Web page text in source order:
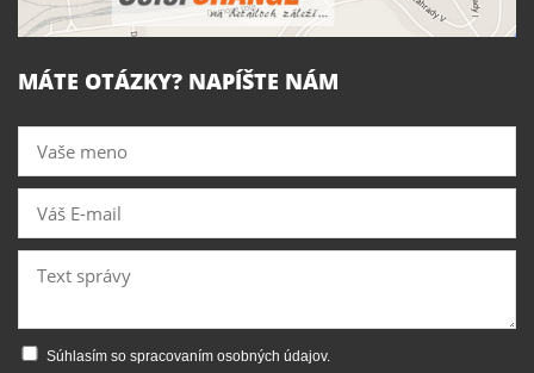
MÁTE OTÁZKY? NAPÍŠTE NÁM
Súhlasím so spracovaním osobných údajov.